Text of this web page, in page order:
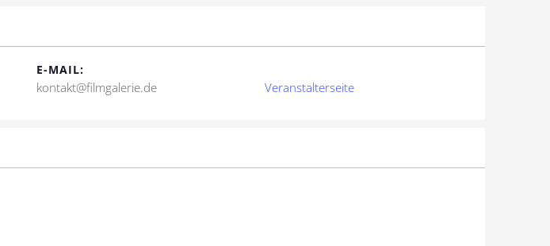
E-MAIL:
kontakt@filmgalerie.de Veranstalterseite